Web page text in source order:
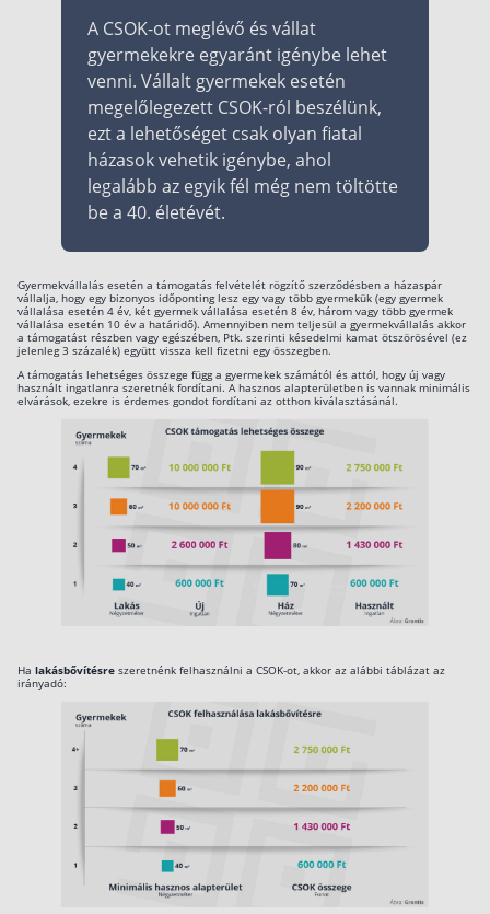
Blog
Rólunk
Kapcsolat
Kötelező biztosítás (KGFB)
Casco
Utasbiztosítás
Lakásbiztosítás útmutató – Hogyan válassz?
Lakásbiztosítás: válaszok az 50 leggyakoribb
kérdésre
Minősített Fogyasztóbarát Otthonbiztosítás
A CSOK-ot meglévő és vállat
gyermekekre egyaránt igénybe lehet
venni. Vállalt gyermekek esetén
megelőlegezett CSOK-ról beszélünk,
ezt a lehetőséget csak olyan fiatal
házasok vehetik igénybe, ahol
legalább az egyik fél még nem töltötte
be a 40. életévét.
Gyermekvállalás esetén a támogatás felvételét rögzítő szerződésben a házaspár
vállalja, hogy egy bizonyos időponting lesz egy vagy több gyermekük (egy gyermek
vállalása esetén 4 év, két gyermek vállalása esetén 8 év, három vagy több gyermek
vállalása esetén 10 év a határidő). Amennyiben nem teljesül a gyermekvállalás akkor
a támogatást részben vagy egészében, Ptk. szerinti késedelmi kamat ötszörösével (ez
jelenleg 3 százalék) együtt vissza kell fizetni egy összegben.
A támogatás lehetséges összege függ a gyermekek számától és attól, hogy új vagy
használt ingatlanra szeretnék fordítani. A hasznos alapterületben is vannak minimális
elvárások, ezekre is érdemes gondot fordítani az otthon kiválasztásánál.
Ha lakásbővítésre szeretnénk felhasználni a CSOK-ot, akkor az alábbi táblázat az
irányadó: